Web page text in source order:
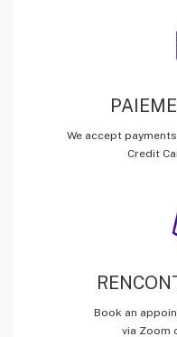
We accept
Credit
Book an
via Zoom